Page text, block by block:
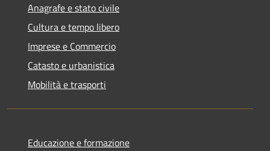
Anagrafe e stato civile
Cultura e tempo libero
Imprese e Commercio
Catasto e urbanistica
Mobilità e trasporti
Educazione e formazione